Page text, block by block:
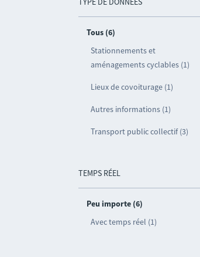
Tous (6)
Stationnements et
aménagements cyclables (1)
Lieux de covoiturage (1)
Autres informations (1)
Transport public collectif (3)
TEMPS RÉEL
Peu importe (6)
Avec temps réel (1)